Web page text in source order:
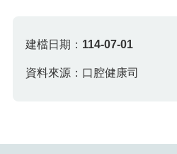
建檔日期： 114-07-01
資料來源：口腔健康司